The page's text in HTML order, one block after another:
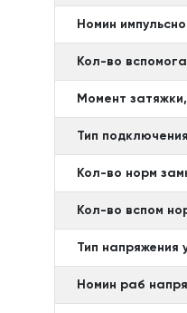
Номин
Кол-во
Момент
Тип
Кол-во норм
Кол-во вспом
Тип напряжения
Номин раб